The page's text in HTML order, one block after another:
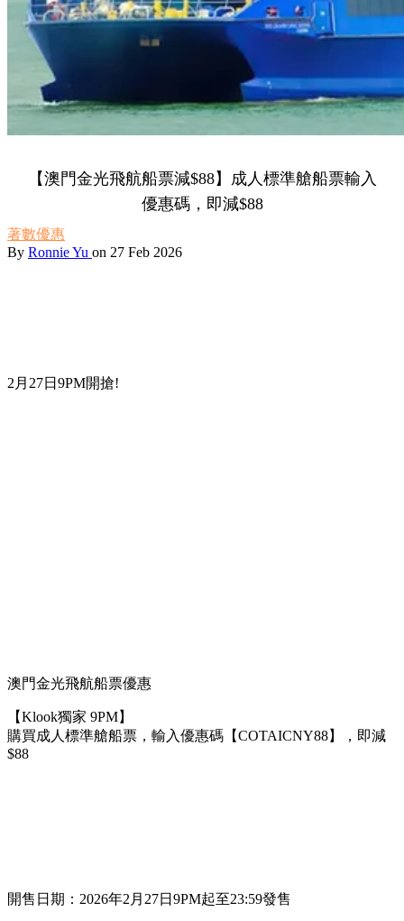
【澳門金光飛航船票減$88】成人標準艙船票輸入
優惠碼，即減$88
著數優惠
By Ronnie Yu on 27 Feb 2026
2月27日9PM開搶!
澳門金光飛航船票優惠
【Klook獨家 9PM】
購買成人標準艙船票，輸入優惠碼【COTAICNY88】，即減
$88
開售日期：2026年2月27日9PM起至23:59發售